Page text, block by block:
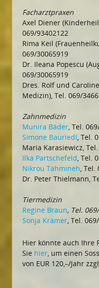
Facharztpraxen
Axel Diener
069/93402122
Rima Keil
069/30065919
Dr. Ileana Popescu
069/30065919
Dres. Rolf und
Medizin), Tel. 069/
Zahnmedizin
Munira Bäder, Tel.
Simone Bauriedl, Tel.
Maria Karasiewicz,
Ilka Partschefeld, Tel.
Nikrou Tahmineh, Tel.
Dr. Peter Thielmann,
Tiermedizin
Regine Braun, Tel.
Sonja Krämer, Tel.
Hier könnte auch Ihre
Sie hier, um einen
von EUR 120,–/Jahr